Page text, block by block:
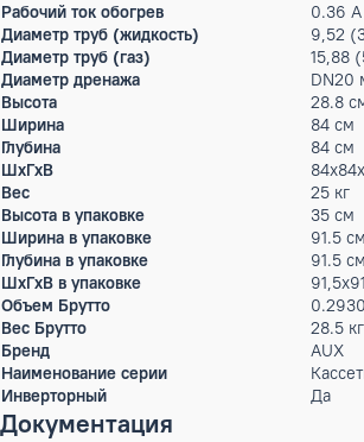
Мин. уровень шума
Max.уровень шума
Производительность холод
14
Мощность кондиционера
Производительность тепло
16
Потребляемая мощность (охлаждение)
Потребляемая мощность (обогрев)
Расход воздуха
Параметры электропитания
Рабочий ток охлаждение
Рабочий ток обогрев
Диаметр труб (жидкость)
Диаметр труб (газ)
Диаметр дренажа
Высота
Ширина
Глубина